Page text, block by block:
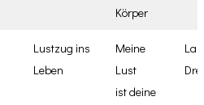
Körper
Lustzug ins
Leben
Meine
Lust
ist deine